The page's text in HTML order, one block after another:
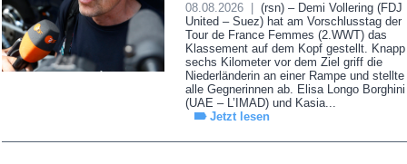
08.08.2026 |
(rsn) – Demi Vollering (FDJ
United – Suez) hat am Vorschlusstag der
Tour de France Femmes (2.WWT) das
Klassement auf dem Kopf gestellt. Knapp
sechs Kilometer vor dem Ziel griff die
Niederländerin an einer Rampe und stellte
alle Gegnerinnen ab. Elisa Longo Borghini
(UAE – L’IMAD) und Kasia...
Jetzt lesen